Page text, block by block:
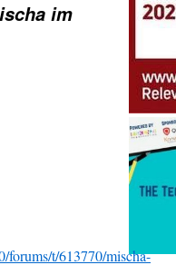
im
forums/t/613770/mischa-